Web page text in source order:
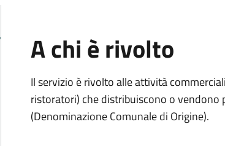
A chi è rivolto
Il servizio è rivolto alle attività
ristoratori) che distribuiscono o
(Denominazione Comunale di Origine).